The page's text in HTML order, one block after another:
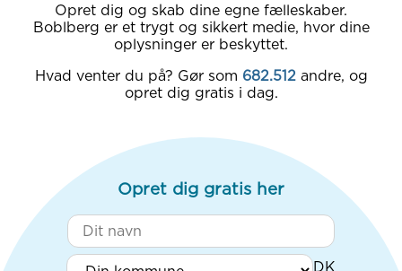
Opret dig og skab dine egne fælleskaber.
Boblberg er et trygt og sikkert medie, hvor dine
oplysninger er beskyttet.
Hvad venter du på? Gør som 682.512 andre, og
opret dig gratis i dag.
Opret dig gratis her